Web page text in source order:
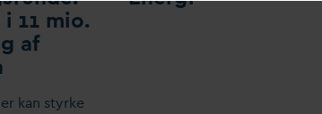
11 mio.
af
kan styrke